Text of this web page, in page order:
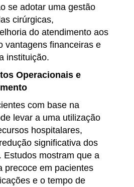
se adotar uma gestão
cirúrgicas,
do atendimento aos
vantagens financeiras e
instituição.
Operacionais e
com base na
levar a uma utilização
hospitalares,
significativa dos
Estudos mostram que a
precoce em pacientes
e o tempo de